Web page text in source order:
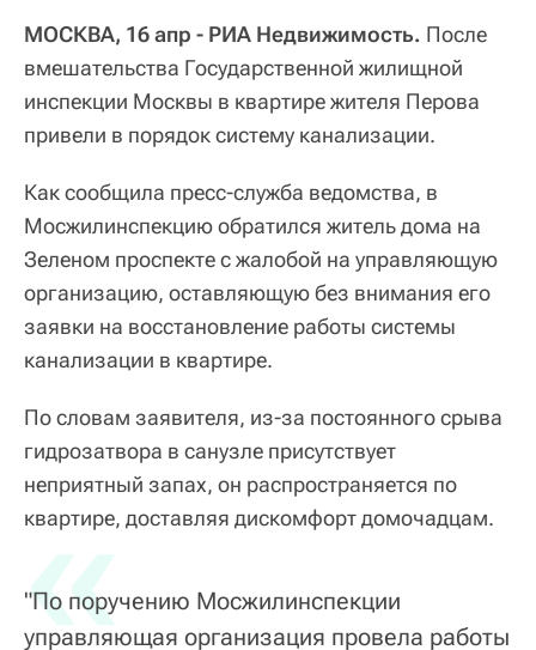
МОСКВА, 16 апр - РИА Недвижимость. После
вмешательства Государственной жилищной
инспекции Москвы в квартире жителя Перова
привели в порядок систему канализации.
Как сообщила пресс-служба ведомства, в
Мосжилинспекцию обратился житель дома на
Зеленом проспекте с жалобой на управляющую
организацию, оставляющую без внимания его
заявки на восстановление работы системы
канализации в квартире.
По словам заявителя, из-за постоянного срыва
гидрозатвора в санузле присутствует
неприятный запах, он распространяется по
квартире, доставляя дискомфорт домочадцам.
«
"По поручению Мосжилинспекции
управляющая организация провела работы